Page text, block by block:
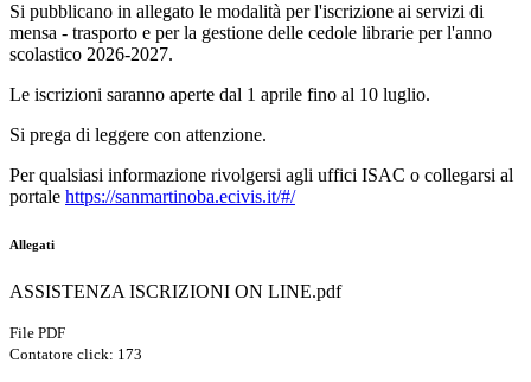
Si pubblicano in allegato le modalità per l'iscrizione ai servizi di
mensa - trasporto e per la gestione delle cedole librarie per l'anno
scolastico 2026-2027.
Le iscrizioni saranno aperte dal 1 aprile fino al 10 luglio.
Si prega di leggere con attenzione.
Per qualsiasi informazione rivolgersi agli uffici ISAC o collegarsi al
portale https://sanmartinoba.ecivis.it/#/
Allegati
ASSISTENZA ISCRIZIONI ON LINE.pdf
File PDF
Contatore click: 173